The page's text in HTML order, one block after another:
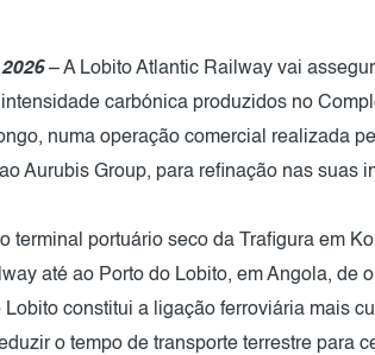
– A Lobito Atlantic Railway vai
carbónica produzidos no
numa operação comercial realizada
Aurubis Group, para refinação nas suas
terminal portuário seco da Trafigura em
até ao Porto do Lobito, em Angola, de
constitui a ligação ferroviária mais
o tempo de transporte terrestre para